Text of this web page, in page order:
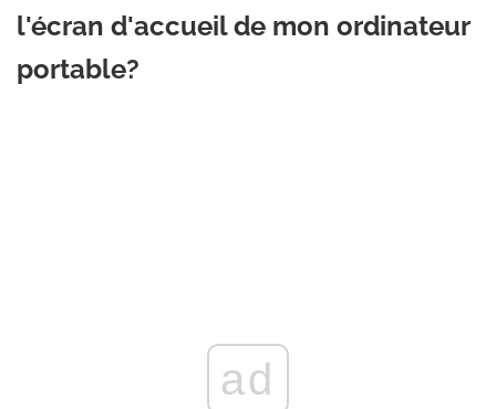
l'écran d'accueil de mon ordinateur
portable?
ad